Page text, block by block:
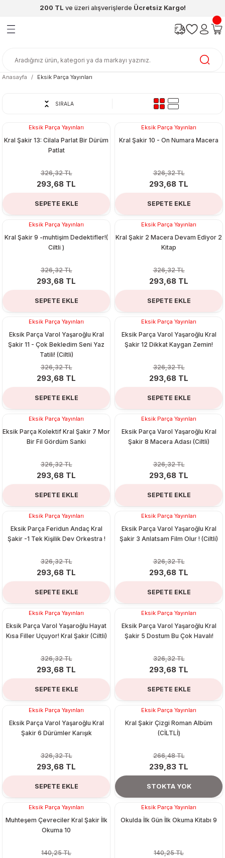
200 TL ve üzeri alışverişlerde Ücretsiz Kargo!
Geri Dön
Geri Dön
- Dolma Kalem - Pilot Kalemler
Geri Dön
Geri Dön
Geri Dön
Geri Dön
Anasayfa
Eksik Parça Yayınları
SIRALA
Eksik Parça Yayınları
Kral Şakir 13: Cilala Parlat Bir Dürüm
Patlat
326,32 TL
293,68 TL
SEPETE EKLE
Eksik Parça Yayınları
Kral Şakir 10 - On Numara Macera
326,32 TL
293,68 TL
SEPETE EKLE
Eksik Parça Yayınları
Kral Şakir 9 -muhtişim Dedektifler!(
Ciltli )
326,32 TL
293,68 TL
SEPETE EKLE
Eksik Parça Yayınları
Kral Şakir 2 Macera Devam Ediyor 2
Kitap
326,32 TL
293,68 TL
SEPETE EKLE
Eksik Parça Yayınları
Eksik Parça Varol Yaşaroğlu Kral
Şakir 11 - Çok Bekledim Seni Yaz
Tatili! (Ciltli)
326,32 TL
293,68 TL
SEPETE EKLE
Eksik Parça Yayınları
Eksik Parça Varol Yaşaroğlu Kral
Şakir 12 Dikkat Kaygan Zemin!
326,32 TL
293,68 TL
SEPETE EKLE
Eksik Parça Yayınları
Eksik Parça Kolektif Kral Şakir 7 Mor
Bir Fil Gördüm Sanki
326,32 TL
293,68 TL
SEPETE EKLE
Eksik Parça Yayınları
Eksik Parça Varol Yaşaroğlu Kral
Şakir 8 Macera Adası (Ciltli)
326,32 TL
293,68 TL
SEPETE EKLE
Eksik Parça Yayınları
Eksik Parça Feridun Andaç Kral
Şakir -1 Tek Kişilik Dev Orkestra !
326,32 TL
293,68 TL
SEPETE EKLE
Eksik Parça Yayınları
Eksik Parça Varol Yaşaroğlu Kral
Şakir 3 Anlatsam Film Olur ! (Ciltli)
326,32 TL
293,68 TL
SEPETE EKLE
Eksik Parça Yayınları
Eksik Parça Varol Yaşaroğlu Hayat
Kısa Filler Uçuyor! Kral Şakir (Ciltli)
326,32 TL
293,68 TL
SEPETE EKLE
Eksik Parça Yayınları
Eksik Parça Varol Yaşaroğlu Kral
Şakir 5 Dostum Bu Çok Havalı!
326,32 TL
293,68 TL
SEPETE EKLE
Eksik Parça Yayınları
Eksik Parça Varol Yaşaroğlu Kral
Şakir 6 Dürümler Karışık
326,32 TL
293,68 TL
SEPETE EKLE
Eksik Parça Yayınları
Kral Şakir Çizgi Roman Albüm
(CİLTLİ)
266,48 TL
239,83 TL
STOKTA YOK
Eksik Parça Yayınları
Muhteşem Çevreciler Kral Şakir İlk
Okuma 10
140,25 TL
Eksik Parça Yayınları
Okulda İlk Gün İlk Okuma Kitabı 9
140,25 TL